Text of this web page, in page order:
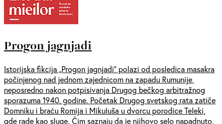
Progon jagnjadi
Istorijska fikcija „Progon jagnjadi” polazi od posledica masakra
počinjenog nad jednom zajednicom na zapadu Rumunije,
neposredno nakon potpisivanja Drugog bečkog arbitražnog
sporazuma 1940. godine. Početak Drugog svetskog rata zatiče
Domniku i braću Romija i Mikuluša u dvorcu porodice Teleki,
gde rade kao sluge. Čim saznaju da je njihovo selo napadnuto,